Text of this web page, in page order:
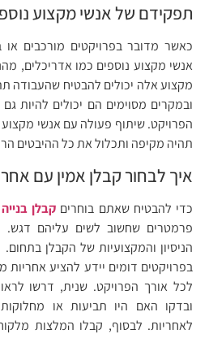
תפקידם של אנשי מקצוע
כאשר מדובר בפרויקטים מורכבים
אנשי מקצוע נוספים כמו אדריכלים,
מקצוע אלה יכולים להבטיח שהעבודה
ובמקרים מסוימים הם יכולים להיות
הפרויקט. שיתוף פעולה עם אנשי
תהיה מקיפה ותכלול את כל ההיבטים
איך לבחור קבלן אמין עם
כדי להבטיח שאתם בוחרים קבלן
פרמטרים שחשוב לשים עליהם
הניסיון והמקצועיות של הקבלן בתחום.
בפרויקטים דומים יידע להציע אחריות
לכל אורך הפרויקט. שנית, דרשו
ובדקו האם היו תביעות או
לאחריות. לבסוף, קבלו המלצות